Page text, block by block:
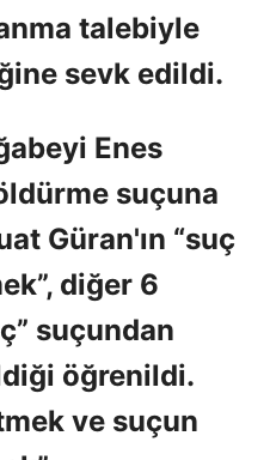
talebiyle
sevk edildi.
Enes
suçuna
Güran'ın “suç
diğer 6
suçundan
öğrenildi.
ve suçun